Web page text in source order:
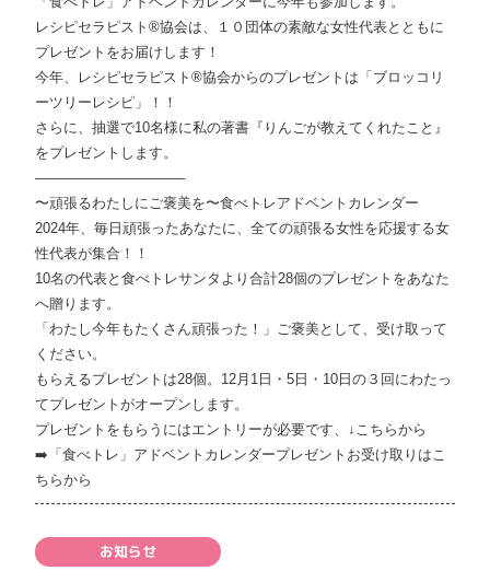
レシピセラピスト®︎協会は、１０団体の素敵な女性代表とともに
プレゼントをお届けします！
今年、レシピセラピスト®協会からのプレゼントは「ブロッコリ
ーツリーレシピ」！！
さらに、抽選で10名様に私の著書『りんごが教えてくれたこと』
をプレゼントします。
——————————–
〜頑張るわたしにご褒美を〜食べトレアドベントカレンダー
2024年、毎日頑張ったあなたに、全ての頑張る女性を応援する女
性代表が集合！！
10名の代表と食べトレサンタより合計28個のプレゼントをあなた
へ贈ります。
「わたし今年もたくさん頑張った！」ご褒美として、受け取って
ください。
もらえるプレゼントは28個。12月1日・5日・10日の３回にわたっ
てプレゼントがオープンします。
プレゼントをもらうにはエントリーが必要です、↓こちらから
➡️「食べトレ」アドベントカレンダープレゼントお受け取りはこ
ちらから
お知らせ